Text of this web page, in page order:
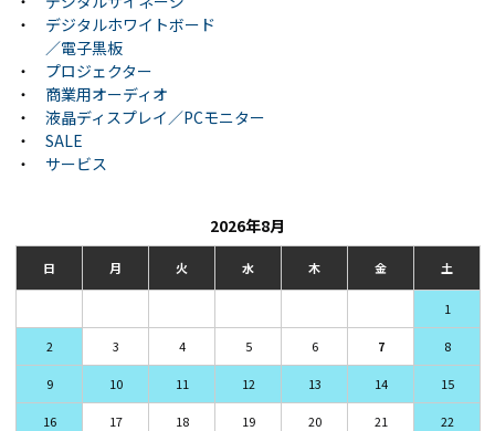
・
デジタルホワイトボード
／電子黒板
・
プロジェクター
・
商業用オーディオ
・
液晶ディスプレイ／PCモニター
・
SALE
・
サービス
2026年8月
日 月 火 水 木 金 土
1
2 3 4 5 6 7 8
9 10 11 12 13 14 15
16 17 18 19 20 21 22